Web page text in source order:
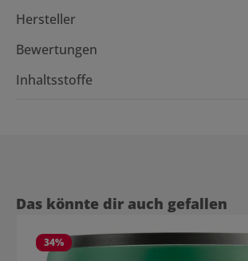
Hersteller
Bewertungen
Inhaltsstoffe
Produktgalerie überspringen
Das könnte dir auch gefallen
34%